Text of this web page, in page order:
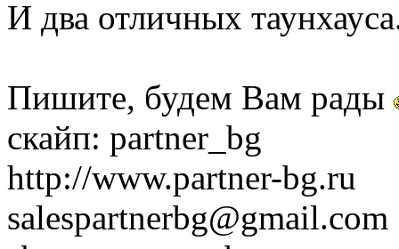
И два отличных
Пишите, будем Вам рады
скайп: partner_bg
http://www.partner-bg.ru
salespartnerbg@gmail.com